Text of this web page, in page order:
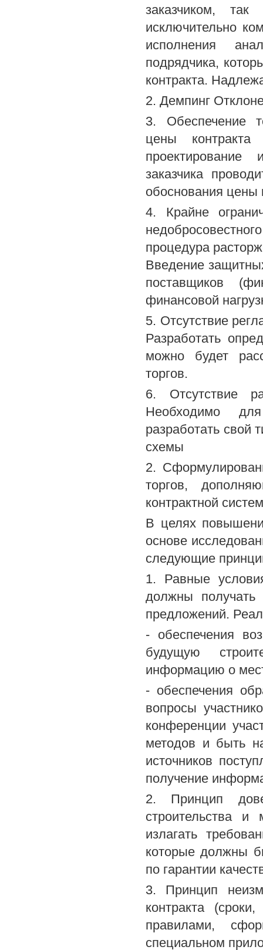
заказчиком,
исключительно
исполнения
подрядчика,
контракта.
2. Демпинг
3. Обеспечение
цены контракта
проектирование
заказчика
обоснования цены
4. Крайне
процедура
Введение
поставщиков
финансовой
5. Отсутствие
Разработать
можно будет
торгов.
6. Отсутствие
Необходимо
разработать свой
схемы
2.
торгов,
контрактной
В целях
основе
следующие
1. Равные
должны получать
предложений.
- обеспечения
будущую
информацию о
- обеспечения
вопросы
конференции
методов и быть
источников
получение
2. Принцип
строительства
излагать
которые должны
по гарантии
3. Принцип
контракта
правилами,
специальном